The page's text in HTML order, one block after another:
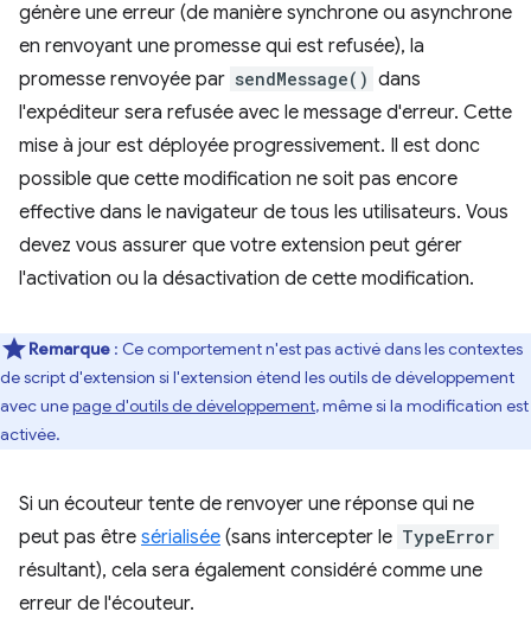
génère une erreur (de manière synchrone ou asynchrone
en renvoyant une promesse qui est refusée), la
promesse renvoyée par sendMessage() dans
l'expéditeur sera refusée avec le message d'erreur. Cette
mise à jour est déployée progressivement. Il est donc
possible que cette modification ne soit pas encore
effective dans le navigateur de tous les utilisateurs. Vous
devez vous assurer que votre extension peut gérer
l'activation ou la désactivation de cette modification.
Remarque : Ce comportement n'est pas activé dans les contextes
de script d'extension si l'extension étend les outils de développement
avec unepage d'outils de développement, même si la modification est
activée.
Si un écouteur tente de renvoyer une réponse qui ne
peut pas être sérialisée (sans intercepter le TypeError
résultant), cela sera également considéré comme une
erreur de l'écouteur.